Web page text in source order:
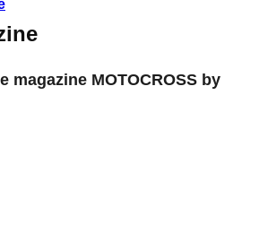
magazine MOTOCROSS by